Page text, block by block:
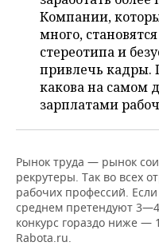
ВУЗЫ ТАТАРСТАНА
КОМУ ПРИНАДЛЕЖАТ
ТОРГОВЫЕ ЦЕНТРЫ
ТАТАРСТАНА
БАНКИ
БЮДЖЕТ
ИНВЕСТИЦИИ
ПРОМЫШЛЕННОСТИ
АГРОПРОМ
МАШИНОСТРОЕНИЕ
НЕФТЬ
ОПК
ЭНЕРГЕТИКА
НОВОСТИ
АВТО
НОВОСТИ АВТО
БИЗНЕС
НОВОСТИ БИЗНЕСА
ТРАНСПОРТ
УСЛУГИ
ТЕХНОЛОГИИ
IT
МЕДИА
НОВОСТИ
ВЫЕЗДНАЯ РЕДАКЦИЯ
СПОРТ
НОВОСТИ СПОРТА
ОБЩЕСТВО
Компании,
много,
стереотипа и
привлечь кадры.
какова на самом
зарплатами
Рынок труда — рынок
рекрутеры. Так во всех
рабочих профессий.
среднем претендуют
конкурс гораздо ниже —
Rabota.ru.